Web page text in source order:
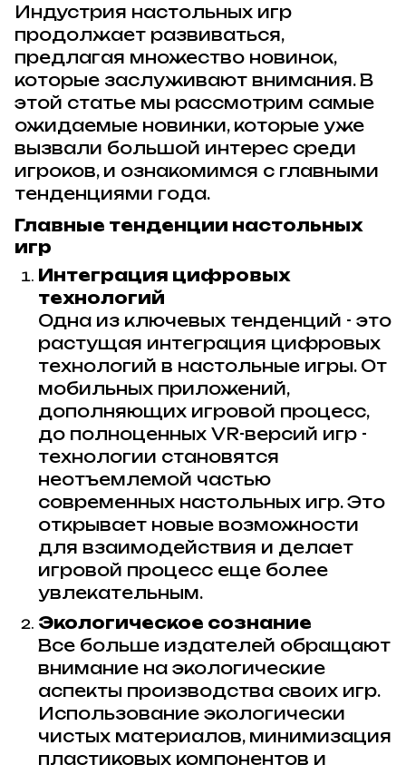
Индустрия настольных игр
продолжает развиваться,
предлагая множество новинок,
которые заслуживают внимания. В
этой статье мы рассмотрим самые
ожидаемые новинки, которые уже
вызвали большой интерес среди
игроков, и ознакомимся с главными
тенденциями года.
Главные тенденции настольных
игр
Интеграция цифровых
технологий
Одна из ключевых тенденций - это
растущая интеграция цифровых
технологий в настольные игры. От
мобильных приложений,
дополняющих игровой процесс,
до полноценных VR-версий игр -
технологии становятся
неотъемлемой частью
современных настольных игр. Это
открывает новые возможности
для взаимодействия и делает
игровой процесс еще более
увлекательным.
Экологическое сознание
Все больше издателей обращают
внимание на экологические
аспекты производства своих игр.
Использование экологически
чистых материалов, минимизация
пластиковых компонентов и